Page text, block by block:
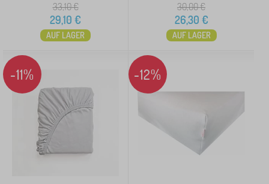
33,10€
29,10 €
AUF LAGER
30,00€
26,30 €
AUF LAGER
-11% -12%